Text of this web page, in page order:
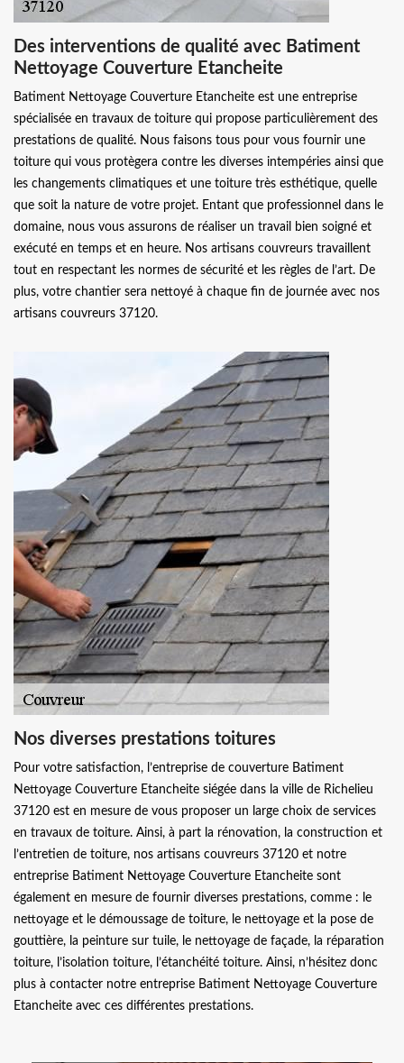
Des interventions de qualité avec Batiment
Nettoyage Couverture Etancheite
Batiment Nettoyage Couverture Etancheite est une entreprise
spécialisée en travaux de toiture qui propose particulièrement des
prestations de qualité. Nous faisons tous pour vous fournir une
toiture qui vous protègera contre les diverses intempéries ainsi que
les changements climatiques et une toiture très esthétique, quelle
que soit la nature de votre projet. Entant que professionnel dans le
domaine, nous vous assurons de réaliser un travail bien soigné et
exécuté en temps et en heure. Nos artisans couvreurs travaillent
tout en respectant les normes de sécurité et les règles de l’art. De
plus, votre chantier sera nettoyé à chaque fin de journée avec nos
artisans couvreurs 37120.
Nos diverses prestations toitures
Pour votre satisfaction, l’entreprise de couverture Batiment
Nettoyage Couverture Etancheite siégée dans la ville de Richelieu
37120 est en mesure de vous proposer un large choix de services
en travaux de toiture. Ainsi, à part la rénovation, la construction et
l’entretien de toiture, nos artisans couvreurs 37120 et notre
entreprise Batiment Nettoyage Couverture Etancheite sont
également en mesure de fournir diverses prestations, comme : le
nettoyage et le démoussage de toiture, le nettoyage et la pose de
gouttière, la peinture sur tuile, le nettoyage de façade, la réparation
toiture, l’isolation toiture, l’étanchéité toiture. Ainsi, n’hésitez donc
plus à contacter notre entreprise Batiment Nettoyage Couverture
Etancheite avec ces différentes prestations.